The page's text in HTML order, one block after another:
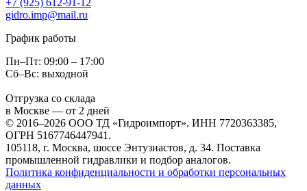
gidro.imp@mail.ru
График работы
Пн–Пт: 09:00 – 17:00
Сб–Вс: выходной
Отгрузка со склада
в Москве — от 2 дней
© 2016–2026 ООО ТД «Гидроимпорт». ИНН 7720363385,
ОГРН 5167746447941.
105118, г. Москва, шоссе Энтузиастов, д. 34. Поставка
промышленной гидравлики и подбор аналогов.
Политика конфиденциальности и обработки персональных
данных